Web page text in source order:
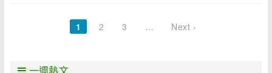
1 2 3 … Next ›